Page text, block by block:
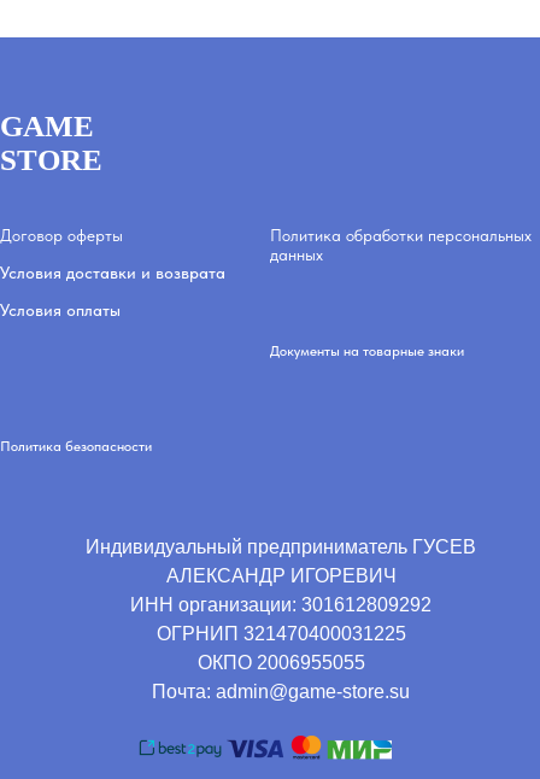
GAME
STORE
Договор оферты
Условия доставки и возврата
Условия оплаты
Политика обработки персональных
данных
Документы на товарные знаки
Политика безопасности
Индивидуальный предприниматель ГУСЕВ
АЛЕКСАНДР ИГОРЕВИЧ
ИНН организации: 301612809292
ОГРНИП 321470400031225
ОКПО 2006955055
Почта: admin@game-store.su